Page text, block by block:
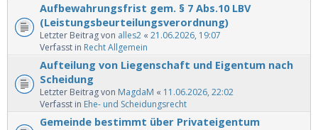
Aufbewahrungsfrist gem. § 7 Abs.10 LBV
(Leistungsbeurteilungsverordnung)
Letzter Beitrag von alles2 « 21.06.2026, 19:07
Verfasst in Recht Allgemein
Aufteilung von Liegenschaft und Eigentum nach
Scheidung
Letzter Beitrag von MagdaM « 11.06.2026, 22:02
Verfasst in Ehe- und Scheidungsrecht
Gemeinde bestimmt über Privateigentum